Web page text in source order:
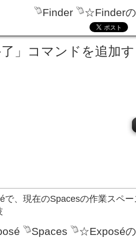
Finder ☆Finder
」コマンドを追加
で、現在のSpacesの作業スペ
Spaces ☆Exposé